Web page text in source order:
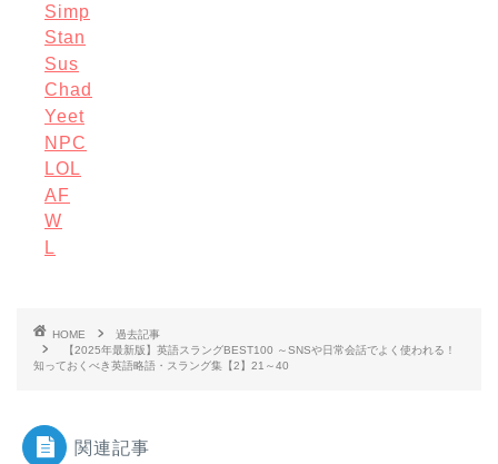
Simp
Stan
Sus
Chad
Yeet
NPC
LOL
AF
W
L
HOME
過去記事
【2025年最新版】英語スラングBEST100 ～SNSや日常会話でよく使われる！
知っておくべき英語略語・スラング集【2】21～40
関連記事